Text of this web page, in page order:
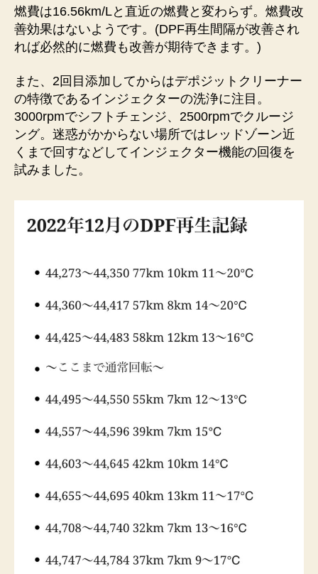
燃費は16.56km/Lと直近の燃費と変わらず。燃費改
善効果はないようです。(DPF再生間隔が改善され
れば必然的に燃費も改善が期待できます。)
また、2回目添加してからはデポジットクリーナー
の特徴であるインジェクターの洗浄に注目。
3000rpmでシフトチェンジ、2500rpmでクルージ
ング。迷惑がかからない場所ではレッドゾーン近
くまで回すなどしてインジェクター機能の回復を
試みました。